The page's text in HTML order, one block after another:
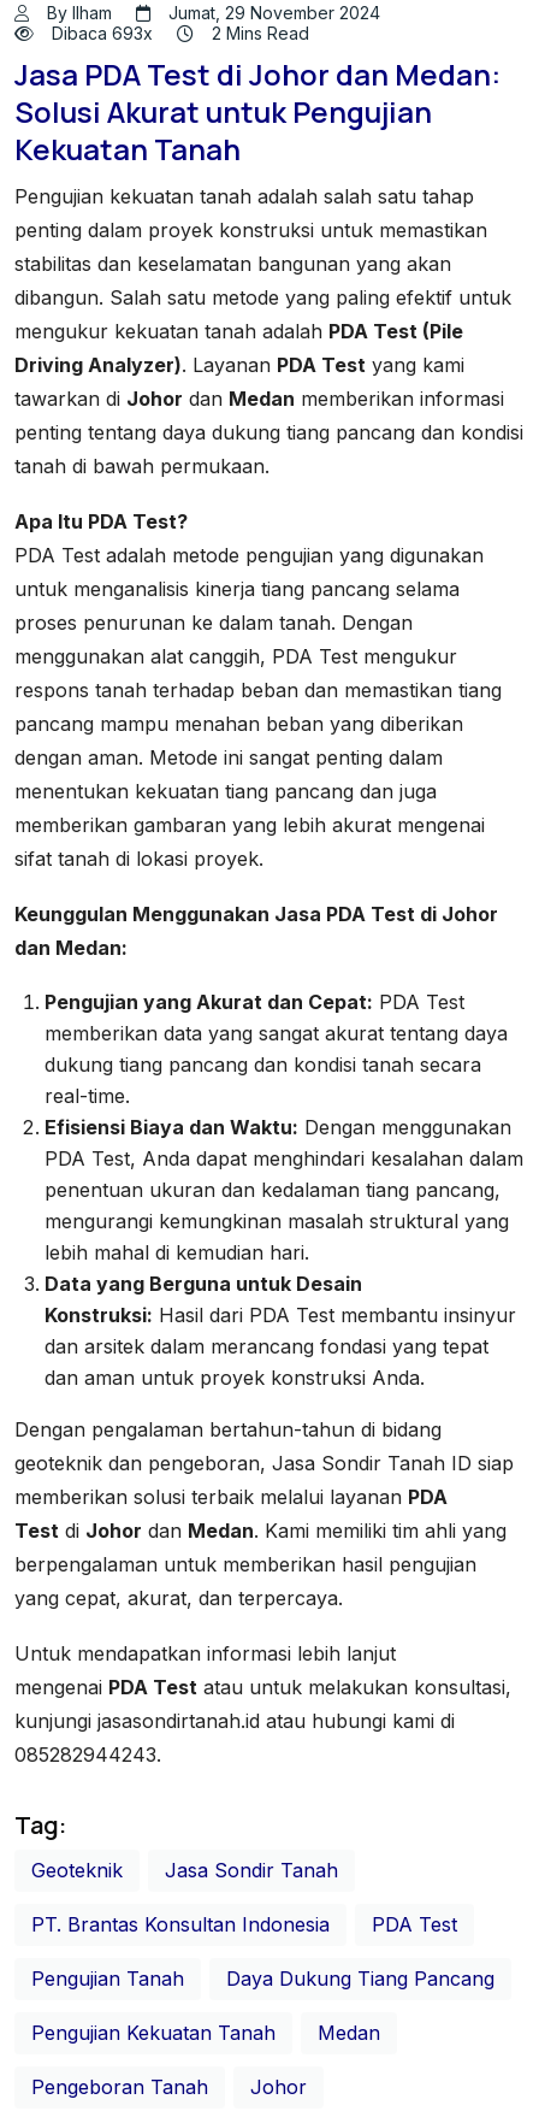
By Ilham
Jumat, 29 November 2024
Dibaca 693x
2 Mins Read
Jasa PDA Test di Johor dan Medan:
Solusi Akurat untuk Pengujian
Kekuatan Tanah
Pengujian kekuatan tanah adalah salah satu tahap
penting dalam proyek konstruksi untuk memastikan
stabilitas dan keselamatan bangunan yang akan
dibangun. Salah satu metode yang paling efektif untuk
mengukur kekuatan tanah adalah PDA Test (Pile
Driving Analyzer). Layanan PDA Test yang kami
tawarkan di Johor dan Medan memberikan informasi
penting tentang daya dukung tiang pancang dan kondisi
tanah di bawah permukaan.
Apa Itu PDA Test?
PDA Test adalah metode pengujian yang digunakan
untuk menganalisis kinerja tiang pancang selama
proses penurunan ke dalam tanah. Dengan
menggunakan alat canggih, PDA Test mengukur
respons tanah terhadap beban dan memastikan tiang
pancang mampu menahan beban yang diberikan
dengan aman. Metode ini sangat penting dalam
menentukan kekuatan tiang pancang dan juga
memberikan gambaran yang lebih akurat mengenai
sifat tanah di lokasi proyek.
Keunggulan Menggunakan Jasa PDA Test di Johor
dan Medan:
Pengujian yang Akurat dan Cepat: PDA Test
memberikan data yang sangat akurat tentang daya
dukung tiang pancang dan kondisi tanah secara
real-time.
Efisiensi Biaya dan Waktu: Dengan menggunakan
PDA Test, Anda dapat menghindari kesalahan dalam
penentuan ukuran dan kedalaman tiang pancang,
mengurangi kemungkinan masalah struktural yang
lebih mahal di kemudian hari.
Data yang Berguna untuk Desain
Konstruksi: Hasil dari PDA Test membantu insinyur
dan arsitek dalam merancang fondasi yang tepat
dan aman untuk proyek konstruksi Anda.
Dengan pengalaman bertahun-tahun di bidang
geoteknik dan pengeboran, Jasa Sondir Tanah ID siap
memberikan solusi terbaik melalui layanan PDA
Test di Johor dan Medan. Kami memiliki tim ahli yang
berpengalaman untuk memberikan hasil pengujian
yang cepat, akurat, dan terpercaya.
Untuk mendapatkan informasi lebih lanjut
mengenai PDA Test atau untuk melakukan konsultasi,
kunjungi jasasondirtanah.id atau hubungi kami di
085282944243.
Tag:
Geoteknik Jasa Sondir Tanah
PT. Brantas Konsultan Indonesia PDA Test
Pengujian Tanah Daya Dukung Tiang Pancang
Pengujian Kekuatan Tanah Medan
Pengeboran Tanah Johor